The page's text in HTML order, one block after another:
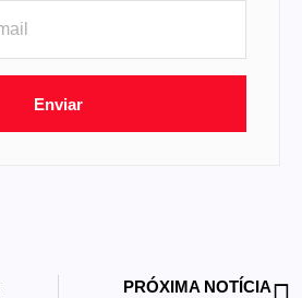
Enviar
PRÓXIMA NOTÍCIA